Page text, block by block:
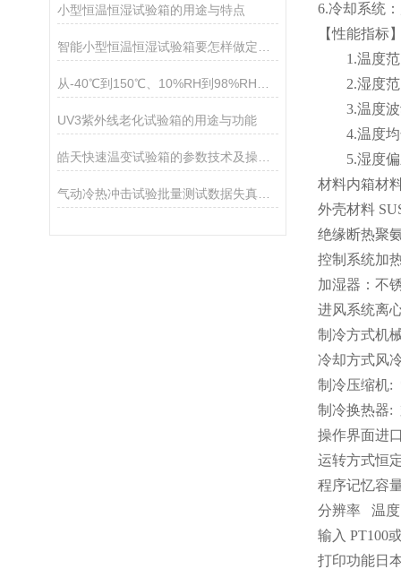
小型恒温恒湿试验箱的用途与特点
UV3紫外线老化试验箱的用途与功能
气动冷热冲击试验批量测试数据失真的核心诱因与整改
6.冷却系统
【性能指标
1.温度范
2.湿度范
3.温度波
4.温度均
5.湿度偏
材料内箱材
外壳材料
绝缘断热聚
控制系统加
加湿器：不
进风系统离
制冷方式机
冷却方式风
制冷压缩机:
制冷换热器:
操作界面进
运转方式恒
程序记忆容
分辨率 温度
输入 PT100
打印功能日